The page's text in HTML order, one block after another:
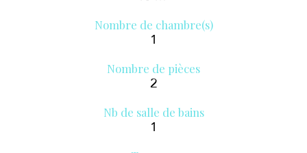
Nombre de chambre(s)
1
Nombre de pièces
2
Nb de salle de bains
1